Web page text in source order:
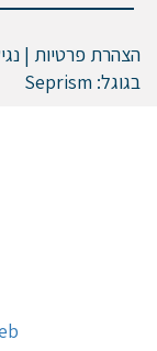
הצהרת פרטיות |
בגוגל: Seprism